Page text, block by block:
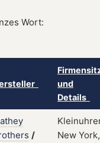
Wort:
und
Details
/
New York,